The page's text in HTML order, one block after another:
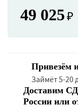
49 025₽
Привезём
Займёт 5-20
Доставим
России или